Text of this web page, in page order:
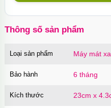
Ốp lưng iPhone 16 Pro
suốt tối giản
trị giá
Ốp lưng iPhone 16 TPU
Thông số sản phẩm
Loại sản phẩm Máy mát
Bảo hành 6 tháng
Kích thước 23cm x